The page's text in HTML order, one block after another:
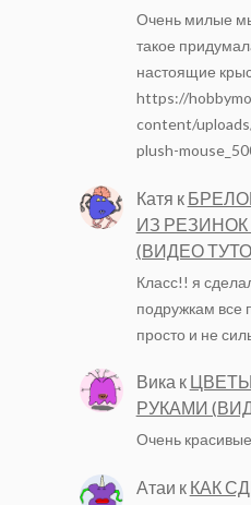
Очень милые
такое
настоящие
https://
content/
plush-
Катя к
ИЗ РЕЗИНОК
(ВИДЕО
Класс!! я
подружкам все
просто и не
Вика к
РУКАМИ
Очень
Атаи к КАК